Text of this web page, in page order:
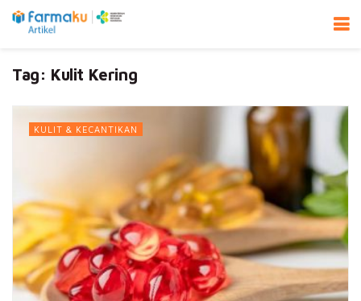
Tag: Kulit Kering
KULIT & KECANTIKAN